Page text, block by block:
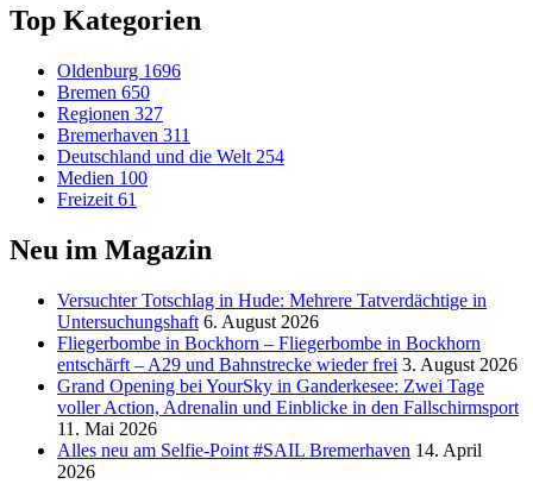
Top Kategorien
Oldenburg 1696
Bremen 650
Regionen 327
Bremerhaven 311
Deutschland und die Welt 254
Medien 100
Freizeit 61
Neu im Magazin
Versucht­er Totschlag in Hude: Mehrere Tatverdächtige in
Untersuchungshaft 6. August 2026
Fliegerbombe in Bockhorn – Fliegerbombe in Bockhorn
entschärft – A29 und Bahnstrecke wieder frei 3. August 2026
Grand Opening bei YourSky in Ganderkesee: Zwei Tage
voller Action, Adrenalin und Einblicke in den Fallschirmsport
11. Mai 2026
Alles neu am Selfie-Point #SAIL Bremerhaven 14. April
2026